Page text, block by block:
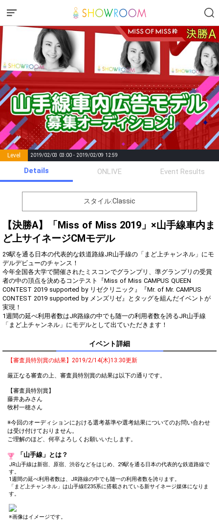
Level 2019/02/03 03:00 - 2019/02/09 12:59
Points List of Goal
number of
positions
Rema
Event Begins!
オリジナルアバター制作権獲
Gifting
Throw gifts to the stage and join
the live performance.
First, try throwing free Stars
(once a day)! You can also charge
Show Gold to purchase gifts
(available from 1 JPY)! When you
continue to send gifts to the
performer(s), the performer's
popularity ranking and your
To cheer on performers, you can
To send performers paid items,
you must use Show Gold.
refrain from posting comments
that may offend performers or
other users.
Details ONLIVE Event Results
スタイル:Classic
【決勝A】「Miss of Miss 2019」×山手線車内ま
ど上サイネージCMモデル
29駅を通る日本の代表的な鉄道路線JR山手線の「まど上チャンネル」にモ
デルデビューのチャンス！
今年全国各大学で開催されたミスコンでグランプリ、準グランプリの受賞
者の中の頂点を決めるコンテスト『Miss of Miss CAMPUS QUEEN
CONTEST 2019 supported by リゼクリニック』『Mr. of Mr. CAMPUS
CONTEST 2019 supported by メンズリゼ』とタッグを組んだイベントが
実現！
1週間の延べ利用者数はJR路線の中でも随一の利用者数を誇るJR山手線
イベント詳細
【審査員特別賞の結果】2019/2/14(木)13:30更新
厳正なる審査の上、審査員特別賞の結果は以下の通りです。
【審査員特別賞】
藤井あみさん
牧村一穂さん
※今回のオーディションにおける選考基準や選考結果についてのお問い合わせ
は受け付けておりません。
ご理解のほど、何卒よろしくお願いいたします。
「山手線」とは？
JR山手線は新宿、原宿、渋谷などをはじめ、29駅を通る日本の代表的な鉄道路線で
す。
1週間の延べ利用者数は、JR路線の中でも随一の利用者数を誇ります。
「まど上チャンネル」は山手線E235系に搭載されている新サイネージ媒体になりま
す。
※画像はイメージです。